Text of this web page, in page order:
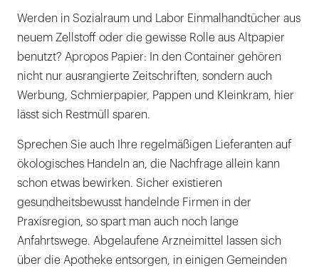
Werden in Sozialraum und Labor Einmalhandtücher aus
neuem Zellstoff oder die gewisse Rolle aus Altpapier
benutzt? Apropos Papier: In den Container gehören
nicht nur ausrangierte Zeitschriften, sondern auch
Werbung, Schmierpapier, Pappen und Kleinkram, hier
lässt sich Restmüll sparen.
Sprechen Sie auch Ihre regelmäßigen Lieferanten auf
ökologisches Handeln an, die Nachfrage allein kann
schon etwas bewirken. Sicher existieren
gesundheitsbewusst handelnde Firmen in der
Praxisregion, so spart man auch noch lange
Anfahrtswege. Abgelaufene Arzneimittel lassen sich
über die Apotheke entsorgen, in einigen Gemeinden